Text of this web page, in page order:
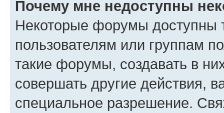
Почему мне недоступны
Некоторые форумы доступны
пользователям или группам
такие форумы, создавать в
совершать другие действия,
специальное разрешение.